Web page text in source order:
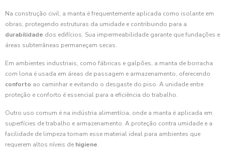
Na construção civil, a manta é frequentemente aplicada como isolante em
obras, protegendo estruturas da umidade e contribuindo para a
durabilidade dos edifícios. Sua impermeabilidade garante que fundações e
áreas subterrâneas permaneçam secas.
Em ambientes industriais, como fábricas e galpões, a manta de borracha
com lona é usada em áreas de passagem e armazenamento, oferecendo
conforto ao caminhar e evitando o desgaste do piso. A unidade entre
proteção e conforto é essencial para a eficiência do trabalho.
Outro uso comum é na indústria alimentícia, onde a manta é aplicada em
superfícies de trabalho e armazenamento. A proteção contra umidade e a
facilidade de limpeza tornam esse material ideal para ambientes que
requerem altos níveis de higiene.